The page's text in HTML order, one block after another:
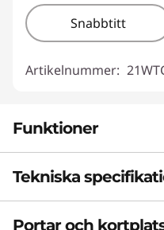
Snabbtitt
Artikelnummer:
Funktioner
En
Tekniska
Portar och